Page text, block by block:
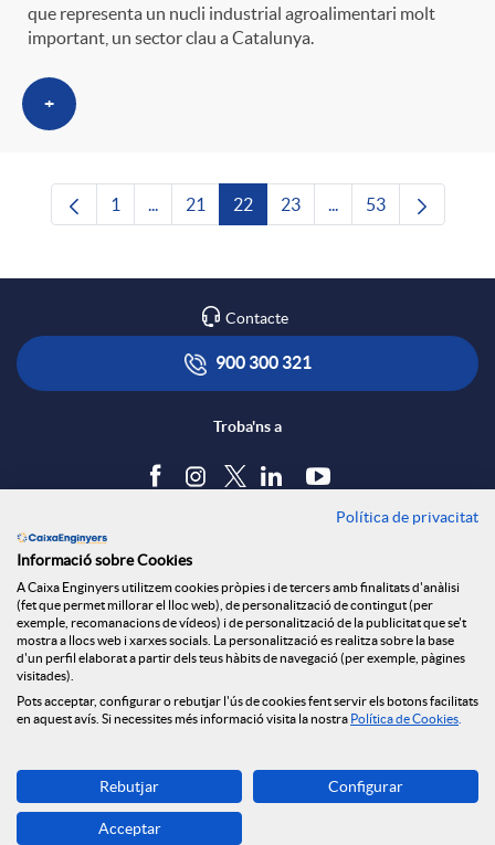
que representa un nucli industrial agroalimentari molt
important, un sector clau a Catalunya.
+
Pàgina
1 ...Pàgines intermèdies Utilitzeu TAB per
Pàgina
21 Pàgina
22 Pàgina
23 ...Pàgines intermèdies
Pàgina
53
Contacte
900 300 321
Troba'ns a
Política de cookies
Avís legal
Seguretat Online
Canal denúncies
Descarrega-la ara
Banca MOBILE
Política de privacitat
Informació sobre Cookies
A Caixa Enginyers utilitzem cookies pròpies i de tercers amb finalitats d'anàlisi
(fet que permet millorar el lloc web), de personalització de contingut (per
exemple, recomanacions de vídeos) i de personalització de la publicitat que se't
mostra a llocs web i xarxes socials. La personalització es realitza sobre la base
d'un perfil elaborat a partir dels teus hàbits de navegació (per exemple, pàgines
visitades).
Pots acceptar, configurar o rebutjar l'ús de cookies fent servir els botons facilitats
en aquest avís. Si necessites més informació visita la nostra Política de Cookies
Rebutjar Configurar
Acceptar